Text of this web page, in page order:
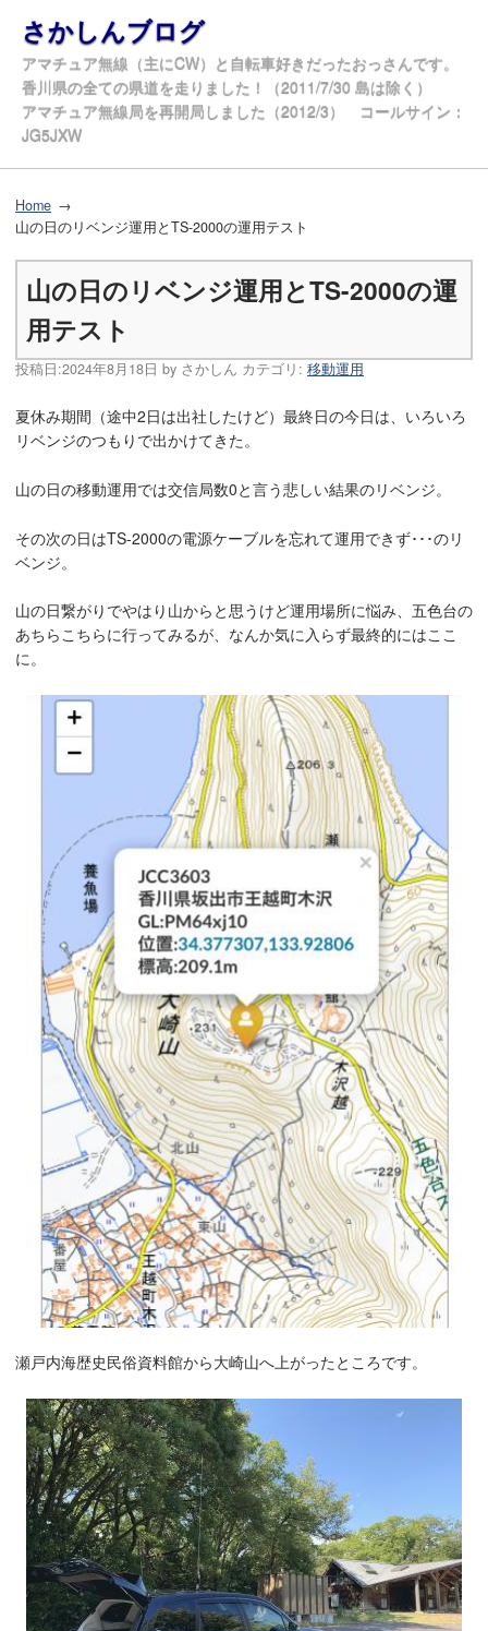
さかしんブログ
アマチュア無線（主にCW）と自転車好きだったおっさんです。
香川県の全ての県道を走りました！（2011/7/30 島は除く）
アマチュア無線局を再開局しました（2012/3） コールサイン：
JG5JXW
Home
山の日のリベンジ運用とTS-2000の運用テスト
山の日のリベンジ運用とTS-2000の運
用テスト
投稿日:2024年8月18日 by さかしん カテゴリ: 移動運用
夏休み期間（途中2日は出社したけど）最終日の今日は、いろいろ
リベンジのつもりで出かけてきた。
山の日の移動運用では交信局数0と言う悲しい結果のリベンジ。
その次の日はTS-2000の電源ケーブルを忘れて運用できず･･･のリ
ベンジ。
山の日繋がりでやはり山からと思うけど運用場所に悩み、五色台の
あちらこちらに行ってみるが、なんか気に入らず最終的にはここ
に。
瀬戸内海歴史民俗資料館から大崎山へ上がったところです。